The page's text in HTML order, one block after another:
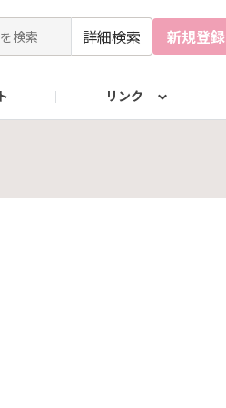
詳細検索 新規登録
リンク